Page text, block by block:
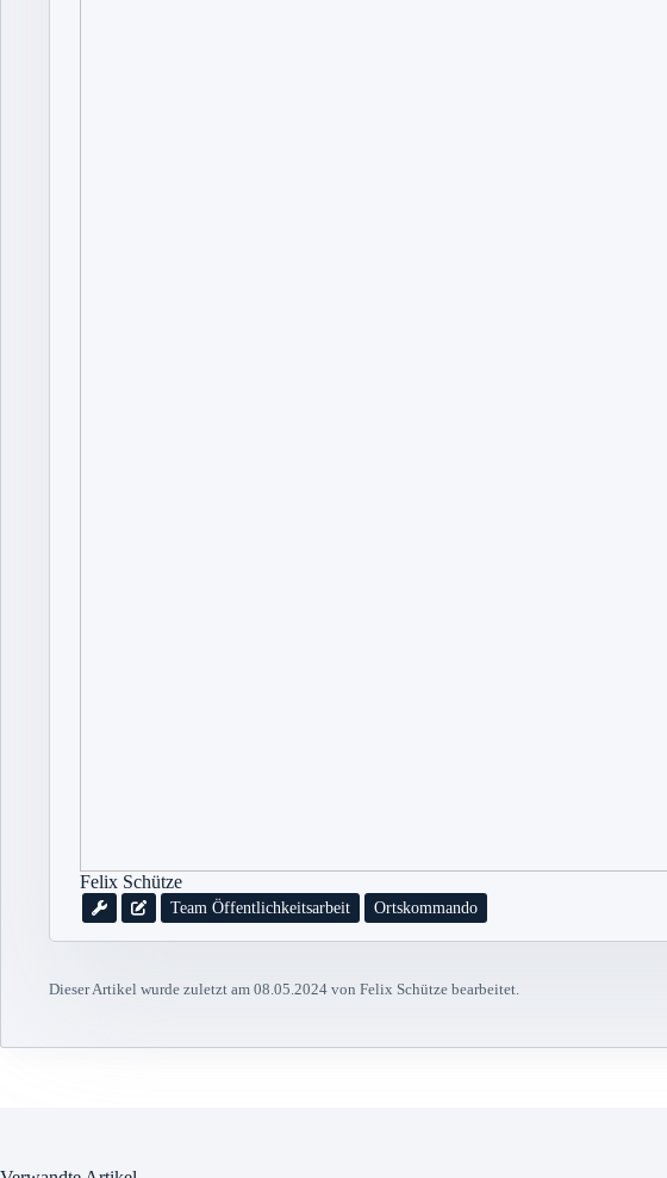
Felix Schütze
Team Öffentlichkeitsarbeit Ortskommando
Dieser Artikel wurde zuletzt am 08.05.2024 von Felix Schütze bearbeitet.